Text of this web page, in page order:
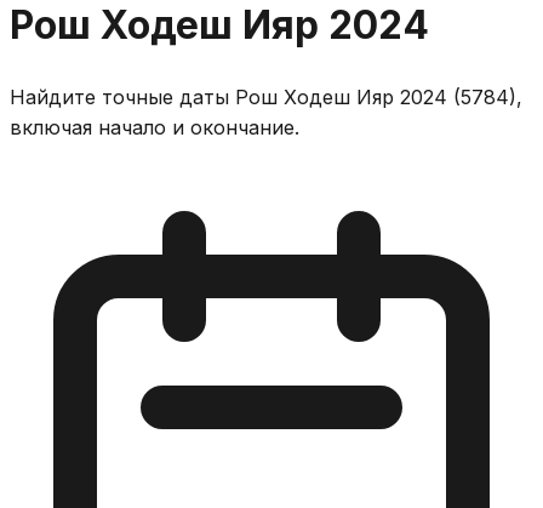
Рош Ходеш Ияр 2024
Найдите точные даты Рош Ходеш Ияр 2024 (5784),
включая начало и окончание.